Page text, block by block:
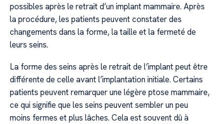
possibles après le retrait d’un implant mammaire. Après
la procédure, les patients peuvent constater des
changements dans la forme, la taille et la fermeté de
leurs seins.
La forme des seins après le retrait de l’implant peut être
différente de celle avant l’implantation initiale. Certains
patients peuvent remarquer une légère ptose mammaire,
ce qui signifie que les seins peuvent sembler un peu
moins fermes et plus lâches. Cela est souvent dû à